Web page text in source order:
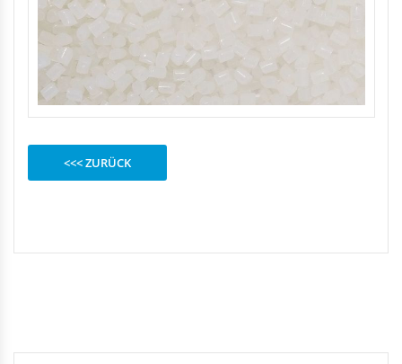
Viertelkreisduschen
Fünfeckduschen
BEFESTIGUNGSELEMENTE
Nagelscheiben
Kabelklemmbügel
Kabelbinder
<<< ZURÜCK